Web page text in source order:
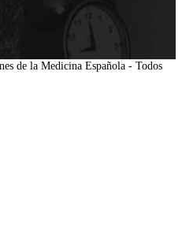
de la Medicina Española - Todos